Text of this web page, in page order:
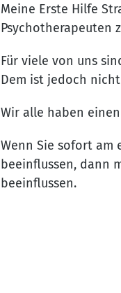
Meine Erste Hilfe
Psychotherapeuten
Für viele von uns
Dem ist jedoch
Wir alle haben
Wenn Sie sofort am
beeinflussen, dann
beeinflussen.